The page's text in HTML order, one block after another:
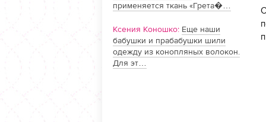
применяется ткань «Грета�…
Ксения Коношко: Еще наши
бабушки и прабабушки шили
одежду из конопляных волокон.
Для эт…